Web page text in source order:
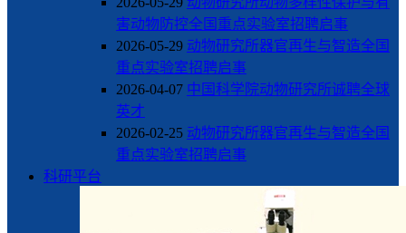
害动物防控全国重点实验室招聘启事
2026-05-29 动物研究所器官再生与智造全国
重点实验室招聘启事
2026-04-07 中国科学院动物研究所诚聘全球
英才
2026-02-25 动物研究所器官再生与智造全国
重点实验室招聘启事
科研平台